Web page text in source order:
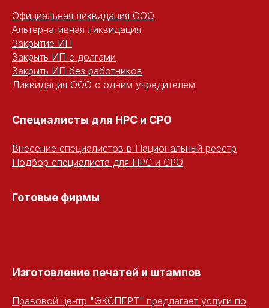
Официальная ликвидация ООО
Альтернативная ликвидация
Закрытие ИП
Закрыть ИП с долгами
Закрыть ИП без работников
Ликвидация ООО с одним учредителем
Специалисты для НРС и СРО
Внесение специалистов в Национальный реестр
Подбор специалиста для НРС и СРО
Готовые фирмы
Изготовление печатей и штампов
Правовой центр "ЭКСПЕРТ" предлагает услуги по